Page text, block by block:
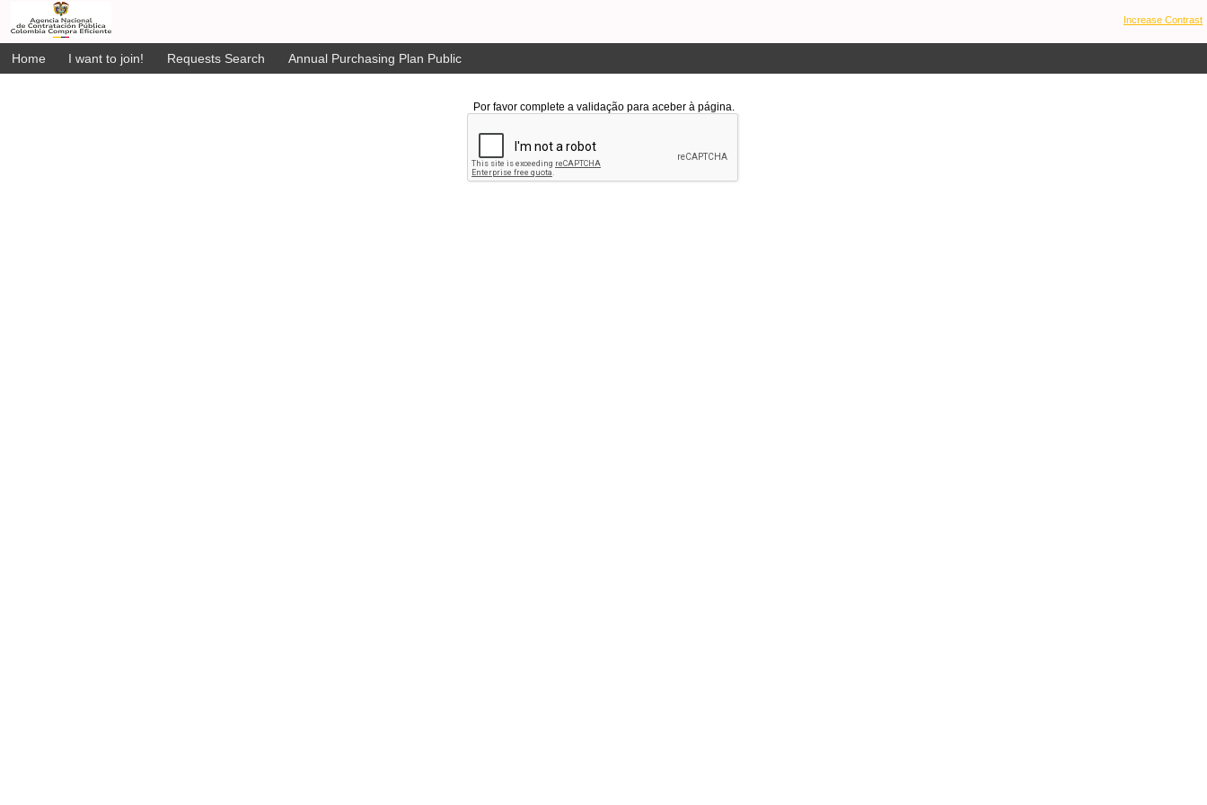
Increase Contrast
Home I want to join! Requests Search Annual Purchasing Plan Public
Por favor complete a validação para aceber à página.